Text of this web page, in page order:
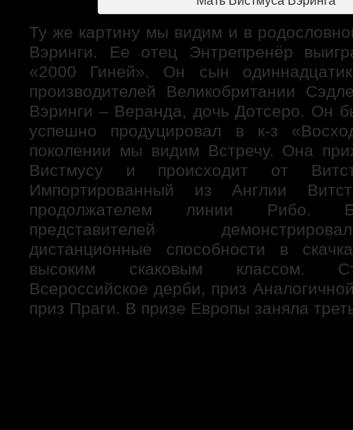
Ту же картину мы видим и в
Вэринги. Ее отец Энтрепренёр
«2000 Гиней». Он сын
производителей Великобритании
Вэринги – Веранда, дочь Дотсеро. Он
успешно продуцировал в к-з
поколении мы видим Встречу. Она
Вистмусу и происходит от
Импортированный из Англии
продолжателем линии Рибо.
представителей
дистанционные способности в
высоким скаковым классом.
Всероссийское дерби, приз
приз Праги. В призе Европы заняла